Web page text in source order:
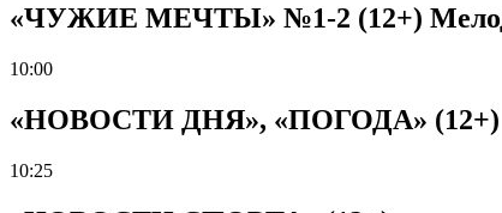
«ЧУЖИЕ МЕЧТЫ» №1-2 (12+)
10:00
«НОВОСТИ ДНЯ», «ПОГОДА» (12+)
10:25